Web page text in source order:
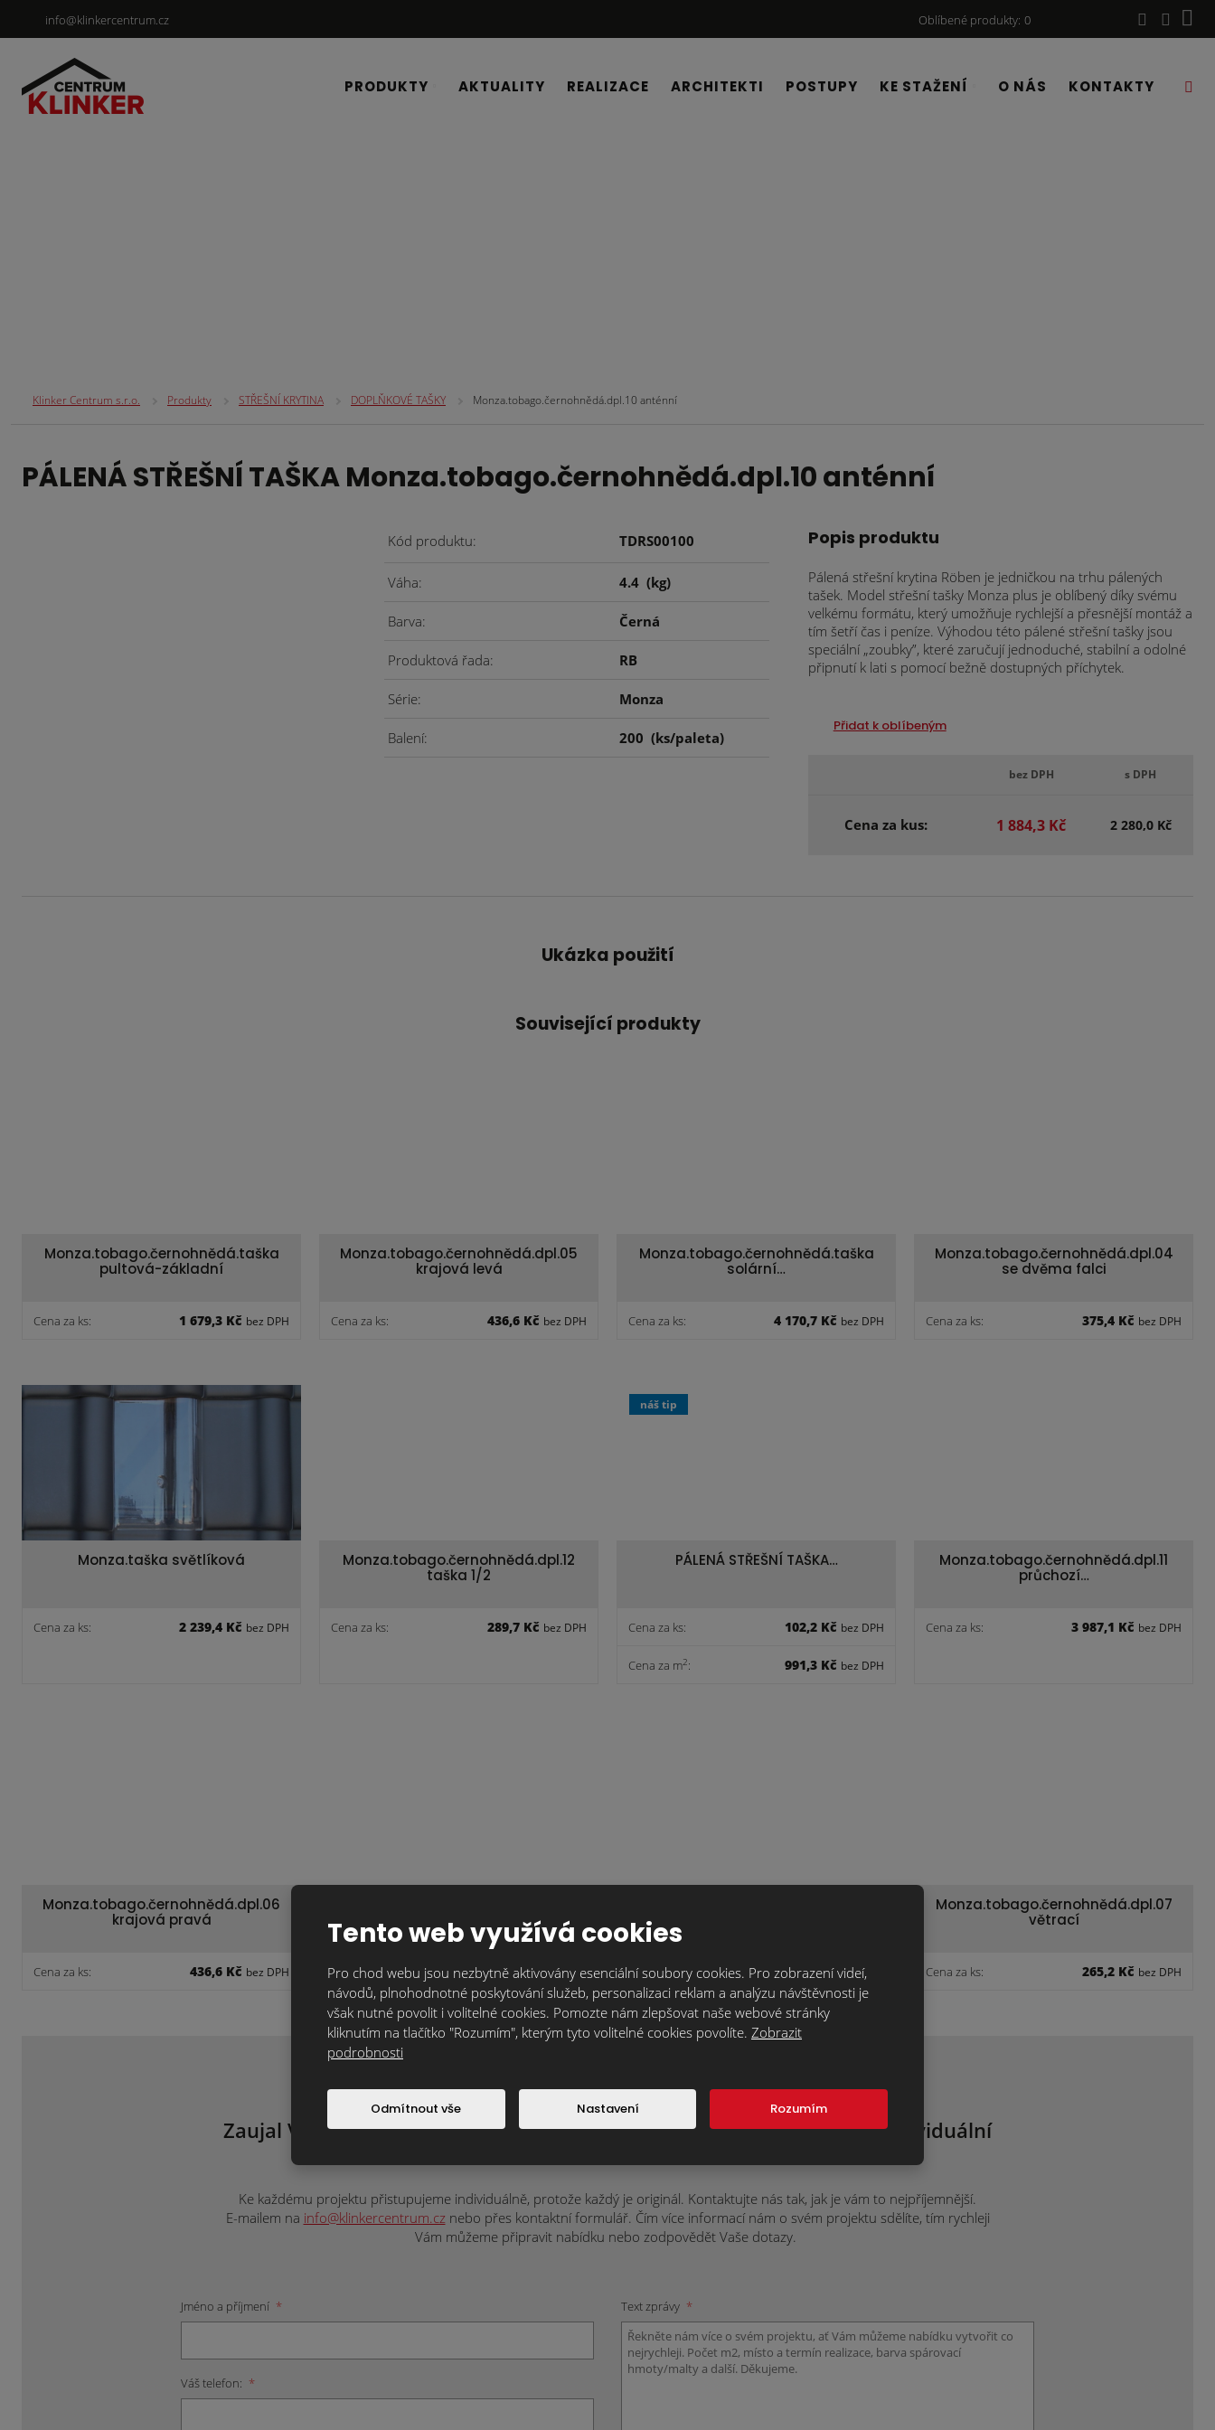
info@klinkercentrum.cz Oblíbené produkty 0
PRODUKTY AKTUALITY REALIZACE ARCHITEKTI POSTUPY KE STAŽENÍ O NÁS KONTAKTY
Klinker Centrum s.r.o. Produkty STŘEŠNÍ KRYTINA DOPLŇKOVÉ TAŠKY Monza.tobago.černohnědá.dpl.10 anténní
PÁLENÁ STŘEŠNÍ TAŠKA Monza.tobago.černohnědá.dpl.10 anténní
Kód produktu TDRS00100
Váha 4.4(kg)
Barva Černá
Produktová řada RB
Série Monza
Balení 200(ks/paleta)
Popis produktu
Pálená střešní krytina Röben je jedničkou na trhu pálených
tašek. Model střešní tašky Monza plus je oblíbený díky svému
velkému formátu, který umožňuje rychlejší a přesnější montáž a
tím šetří čas i peníze. Výhodou této pálené střešní tašky jsou
speciální „zoubky”, které zaručují jednoduché, stabilní a odolné
připnutí k lati s pomocí bežně dostupných příchytek.
Přidat k oblíbeným
bez DPH s DPH
Cena za kus: 1 884,3 Kč 2 280,0 Kč
Ukázka použití
Související produkty
Monza.tobago.černohnědá.taška
pultová-základní
Cena za ks: 1 679,3 Kč bez DPH
Monza.tobago.černohnědá.dpl.05
krajová levá
Cena za ks: 436,6 Kč bez DPH
Monza.tobago.černohnědá.taška
solární…
Cena za ks: 4 170,7 Kč bez DPH
Monza.tobago.černohnědá.dpl.04
se dvěma falci
Cena za ks: 375,4 Kč bez DPH
Monza.taška světlíková
Cena za ks: 2 239,4 Kč bez DPH
Monza.tobago.černohnědá.dpl.12
taška 1/2
Cena za ks: 289,7 Kč bez DPH
PÁLENÁ STŘEŠNÍ TAŠKA…
Cena za ks: 102,2 Kč bez DPH
Cena za m2: 991,3 Kč bez DPH
náš tip
Monza.tobago.černohnědá.dpl.11
průchozí…
Cena za ks: 3 987,1 Kč bez DPH
Monza.tobago.černohnědá.dpl.06
krajová pravá
Cena za ks: 436,6 Kč bez DPH
pultová-pravá
Cena za ks: 2 260,8 Kčbez DPH Cena za ks: 2 260,8 Kčbez DPH
Monza.tobago.černohnědá.dpl.07
větrací
Cena za ks: 265,2 Kč bez DPH
Zaujal Vás tento materiál nebo máte nějaké dotazy? Napište nám o individuální
Ke každému projektu přistupujeme individuálně, protože každý je originál. Kontaktujte nás tak, jak je vám to nejpříjemnější.
E-mailem na info@klinkercentrum.cz nebo přes kontaktní formulář. Čím více informací nám o svém projektu sdělíte, tím rychleji
Vám můžeme připravit nabídku nebo zodpovědět Vaše dotazy.
Jméno a příjmení *
Váš telefon: *
Text zprávy *
Tento web využívá cookies
Pro chod webu jsou nezbytně aktivovány esenciální soubory cookies. Pro zobrazení videí,
návodů, plnohodnotné poskytování služeb, personalizaci reklam a analýzu návštěvnosti je
však nutné povolit i volitelné cookies. Pomozte nám zlepšovat naše webové stránky
kliknutím na tlačítko "Rozumím", kterým tyto volitelné cookies povolíte. Zobrazit
podrobnosti
Odmítnout vše Nastavení Rozumím